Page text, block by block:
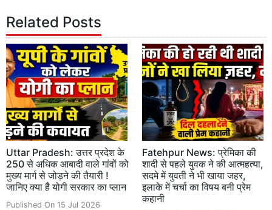
Related Posts
Uttar Pradesh: उत्तर प्रदेश के
250 से अधिक आबादी वाले गांवों को
मुख्य मार्ग से जोड़ने की तैयारी !
जानिए क्या है योगी सरकार का प्लान
Published On 15 Jul 2026
Fatehpur News: प्रेमिका की
शादी से पहले युवक ने की आत्महत्या,
सदमे में युवती ने भी खाया जहर,
इलाके में चर्चा का विषय बनी प्रेम
कहानी